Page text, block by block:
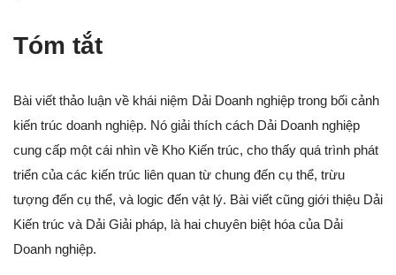
Tóm tắt
Bài viết thảo luận về khái niệm Dải Doanh nghiệp trong bối cảnh
kiến trúc doanh nghiệp. Nó giải thích cách Dải Doanh nghiệp
cung cấp một cái nhìn về Kho Kiến trúc, cho thấy quá trình phát
triển của các kiến trúc liên quan từ chung đến cụ thể, trừu
tượng đến cụ thể, và logic đến vật lý. Bài viết cũng giới thiệu Dải
Kiến trúc và Dải Giải pháp, là hai chuyên biệt hóa của Dải
Doanh nghiệp.